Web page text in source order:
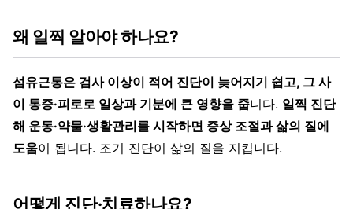
왜 일찍 알아야 하나요?
섬유근통은 검사 이상이 적어 진단이 늦어지기 쉽고, 그 사
이 통증·피로로 일상과 기분에 큰 영향을 줍니다. 일찍 진단
해 운동·약물·생활관리를 시작하면 증상 조절과 삶의 질에
도움이 됩니다. 조기 진단이 삶의 질을 지킵니다.
어떻게 진단·치료하나요?